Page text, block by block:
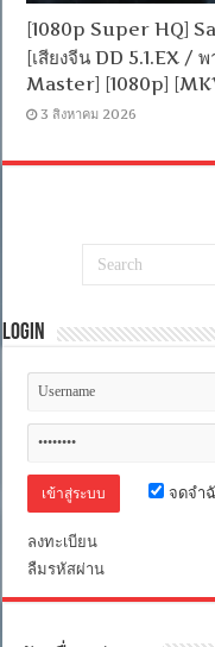
[1080p Super HQ]
[เสียงจีน DD 5.1.EX /
Master] [1080p]
3 สิงหาคม 2026
Login
จดจำ
ลงทะเบียน
ลืมรหัสผ่าน